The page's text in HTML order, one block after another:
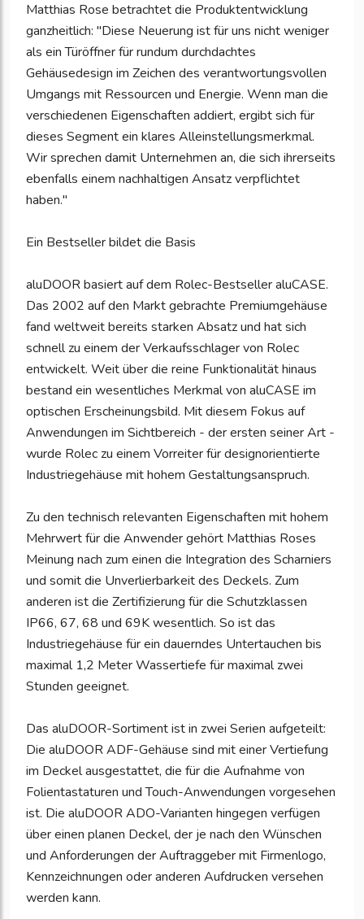
Matthias Rose betrachtet die Produktentwicklung
ganzheitlich: "Diese Neuerung ist für uns nicht weniger
als ein Türöffner für rundum durchdachtes
Gehäusedesign im Zeichen des verantwortungsvollen
Umgangs mit Ressourcen und Energie. Wenn man die
verschiedenen Eigenschaften addiert, ergibt sich für
dieses Segment ein klares Alleinstellungsmerkmal.
Wir sprechen damit Unternehmen an, die sich ihrerseits
ebenfalls einem nachhaltigen Ansatz verpflichtet
haben."
Ein Bestseller bildet die Basis
aluDOOR basiert auf dem Rolec-Bestseller aluCASE.
Das 2002 auf den Markt gebrachte Premiumgehäuse
fand weltweit bereits starken Absatz und hat sich
schnell zu einem der Verkaufsschlager von Rolec
entwickelt. Weit über die reine Funktionalität hinaus
bestand ein wesentliches Merkmal von aluCASE im
optischen Erscheinungsbild. Mit diesem Fokus auf
Anwendungen im Sichtbereich - der ersten seiner Art -
wurde Rolec zu einem Vorreiter für designorientierte
Industriegehäuse mit hohem Gestaltungsanspruch.
Zu den technisch relevanten Eigenschaften mit hohem
Mehrwert für die Anwender gehört Matthias Roses
Meinung nach zum einen die Integration des Scharniers
und somit die Unverlierbarkeit des Deckels. Zum
anderen ist die Zertifizierung für die Schutzklassen
IP66, 67, 68 und 69K wesentlich. So ist das
Industriegehäuse für ein dauerndes Untertauchen bis
maximal 1,2 Meter Wassertiefe für maximal zwei
Stunden geeignet.
Das aluDOOR-Sortiment ist in zwei Serien aufgeteilt:
Die aluDOOR ADF-Gehäuse sind mit einer Vertiefung
im Deckel ausgestattet, die für die Aufnahme von
Folientastaturen und Touch-Anwendungen vorgesehen
ist. Die aluDOOR ADO-Varianten hingegen verfügen
über einen planen Deckel, der je nach den Wünschen
und Anforderungen der Auftraggeber mit Firmenlogo,
Kennzeichnungen oder anderen Aufdrucken versehen
werden kann.